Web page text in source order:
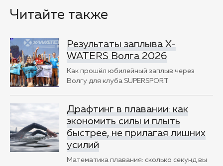
Читайте также
Результаты заплыва X-
WATERS Волга 2026
Как прошёл юбилейный заплыв через
Волгу для клуба SUPERSPORT
Драфтинг в плавании: как
экономить силы и плыть
быстрее, не прилагая лишних
усилий
Математика плавания: сколько секунд вы